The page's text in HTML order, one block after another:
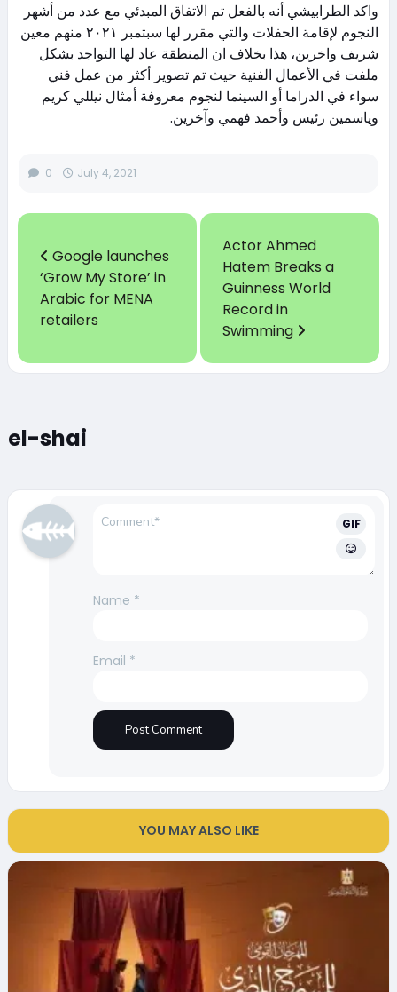
واكد الطرابيشي أنه بالفعل تم الاتفاق المبدئي مع عدد من أشهر
النجوم لإقامة الحفلات والتي مقرر لها سبتمبر ٢٠٢١ منهم معين
شريف واخرين، هذا بخلاف ان المنطقة عاد لها التواجد بشكل
ملفت في الأعمال الفنية حيث تم تصوير أكثر من عمل فني
سواء في الدراما أو السينما لنجوم معروفة أمثال نيللي كريم
وياسمين رئيس وأحمد فهمي وآخرين.
0 July 4, 2021
Google launches
‘Grow My Store’ in
Arabic for MENA
retailers
Actor Ahmed
Hatem Breaks a
Guinness World
Record in
Swimming
el-shai
GIF
Name *
Email *
YOU MAY ALSO LIKE